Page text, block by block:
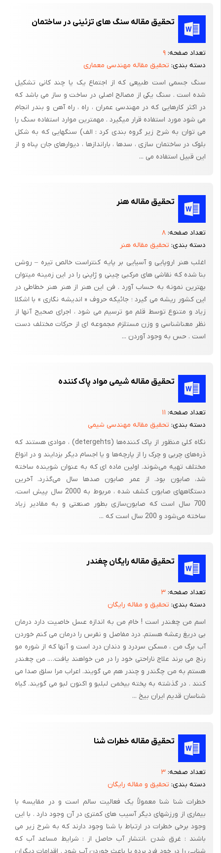
دار، و تورم شدید سر و صورت ایجاد می کند.)
در بیشتر رنگ موها، ماده یی به نام پارافنیلن دی آمین وجود دارد که
عامل اصلی آلرژی به رنگ مو است، به همین دلیل گاهی از رنگ های
گیاهی به عنوان جایگزین رنگ های شیمیایی استفاده می شود.
برخی محققان معتقدند استفاده زیاد از رنگ موهای طبیعی باعث
سرطان مثانه و لنفوم غیرهوچکین می شود. طبق نتایج تحقیقی که به
تازگی منتشر شده است زنانی که از فرآورده های رنگ موی دایمی به
مدت بیش از 25 سال استفاده می کردند، خطر لنفوم غیرهوچکین
(نوعی سرطان خون) در آنها دو برابر زنانی بود که از رنگ مو استفاده
نمی کردند. این خطر در زنانی که بیش از 200 مرتبه موی خود را رنگ
نکاتی مفید هنگام استفاده از مو:
1- از باقی ماندن رنگ مو بر روی سر، بیشتر از مدت زمان مورد نیاز
پرهیز کنید.
5-رنگ موهای مختلف را با هم مخلوط نکنید، زیرا ممکن است مواد
بالقوه مضر ایجاد شود.
6-قبل از هر بار استفاده از یک نوع رنگ مو، حتما کمی از آن را روی
8-سعی کنید رنگ کردن موها را تا حد امکان و تا زمانی که بالا رفتن
سن، آنها را خاکستری کرده است، به تعویق بیندازید. حنا، به‌عنوان یک
رنگ طبیعی جایگزین بدون عارضه، برای رنگ کردن سالم موها توصیه
می‌شود. رنگ‌های حاوی استات سرب نیز بر انواع دیگر ترجیح دارند.
چه نوع رنگ مویی مناسب چه نوع پوستی است؟
ابتدا بهتر است از روی ویژگی نوشته شده روی جعبه رنگ موی مورد
نظر رنگ را انتخاب کنید. روی اکثر جعبه های رنگ مو، رنگ به این
صورت توصیف می شود: بلوند، قهوه ای، مشکی و قرمز (شرابی) و درجه
اکثر رنگ موها در دو دسته گرم و سرد جای می گیرند. اگر رنگ پوستتان
طلایی ، زیتونی ، یا تیره است و چشمانی قهوه ای یا تیره دارید (اکثر
مویتان از نوع گرم است. اگر رنگ پوستتان روشن و رنگ چشمانتان سبز
یا ابی است ، از نوع رنگ موی سرد هستید. حال اگر رنگ پوستتان گرم
است ، باید سایه های طلایی مثل کاراملی و برنز در سایه ای تیره تر از
رنگ پوستتان انتخاب کنید . رنگ های تیره و مشکی را نباید انتخاب
کنید چون صورتتان را به کلی محو می کند و اگر هم درجه های طلایی
را انتخاب می کنید ، دقت کنید که خیلی روشن نباشد چون ممکن است
رنگ مویتان نارنجی از اب در اید. اگر رنگ پوستتان سرد است ، از رنگ
شما بهترین انتخاب رنگ های بلوند خاکستری و قهوه ای روشن
است.افرادیکه در کودکی رنگ موی بلوند و طلایی داشته اند، بهترین
رنگ پوست را برای داشتن موی بلوند حتی در بزرگسالی دارند . برای
نیست. این افراد بهتر است از درجه ها و سایه های گرمتر استفاده کنند
. اگر رنگ مویتان قهوه ای است و می خواهید ان را به بلوند تغییر
دهید ، سعی کنید بلوند خیلی روشنی انتخاب نکنید. اگر می خواهید
رنگ مو و پوستتان ضد و نقیض باشد به شکلی که هر دو رنگ خوب
جلوه کنند، هایلایت و لولایت برای شما مناسب است . به خاطر داشته
تحقیق مقاله سنگ های تزئینی در ساختمان
تعداد صفحه: ۹
دسته بندی: تحقیق مقاله مهندسی معماری
سنگ جسمی است طبیعی که از اجتماع یک یا چند کانی تشکیل
شده است . سنگ یکی از مصالح اصلی در ساخت و ساز می باشد که
در اکثر کارهایی که در مهندسی عمران ، راه ، راه آهن و بندر انجام
می شود مورد استفاده قرار میگیرد . مهمترین موارد استفاده سنگ را
می توان به شرح زیر گروه بندی کرد : الف) سنگهایی که به شکل
بلوک در ساختمان سازی ، سدها ، باراندازها ، دیوارهای جان پناه و از
این قبیل استفاده می ...
تحقیق مقاله هنر
تعداد صفحه: ۸
دسته بندی: تحقیق مقاله هنر
اغلب هنر اروپایی و آسیایی بر پایه کنتراست خالص تیره – روشن
بنا شده که نقاشی های مرکبی چینی و ژاپنی را در این زمینه میتوان
بهترین نمونه به حساب آورد . فن این هنر از هنر هنر خطاطی در
این کشور ریشه می گیرد ؛ جائیکه حروف « اندیشه نگاری » با اشکلا
زیاد و متنوع توسط قلم مو ترسیم می شود ، اجرای صحیح آنها از
نظر معناشناسی و وزن مستلزم مجموعه ای از حرکات مختلف دست
است . حس به وجود آوردن ...
تحقیق مقاله شیمی مواد پاک کننده
تعداد صفحه: ۱۱
دسته بندی: تحقیق مقاله مهندسی شیمی
نگاه کلی منظور از پاک کننده‌ها (detergehts) ، موادی هستند که
ذره‌های چربی و چرک را از پارچه‌ها و یا اجسام دیگر بزدایند و در انواع
مختلف تهیه می‌شوند. اولین ماده ای که به عنوان شوینده ساخته
شد، صابون بود. از عمر صابون صدها سال می‌گذرد. آخرین
دستگاههای صابون کشف شده ، مربوط به 2000 سال پیش است،
700 سال است که صابون‌سازی بطور صنعتی و به مقادیر زیاد
ساخته می‌شود و 200 سال است که ...
تحقیق مقاله رایگان چغندر
تعداد صفحه: ۳
دسته بندی: تحقیق و مقاله رایگان
اسم من چغندر است ! خام من به اندازه عسل خاصیت دارد درمان
بی دریغ رعشه هستم. درد مفاصل و نقرس را درمان می کنم خوردن
آب برگ من ، مسکن سردرد و دندان درد است و آنها که از شوره مو
رنج می برند علاج ناراحتی خود را در من خواهند یافت…. من چغندر
هستم به من چگندر و چندر هم می گویند. اعراب مرا سلق صدا می
کنند . در گذشته به پخته بیخمن لبلبو و اکنون لبو می گویند. گیاه
شناسان قدیم ایران بیخ ...
تحقیق مقاله خطرات شنا
تعداد صفحه: ۳
دسته بندی: تحقیق و مقاله رایگان
خطرات شنا شنا معمولاً یک فعالیت سالم است و در مقایسه با
بیماری از ورزشهای دیگر آسیب های کمتری در آن وجود دارد . با این
وجود برخی خطرات در ارتباط با شنا وجود دارند که به شرح زیر می
باشند : غرق شدن ،‌انتشار آب حاصل از : شرایط مساعد آب که